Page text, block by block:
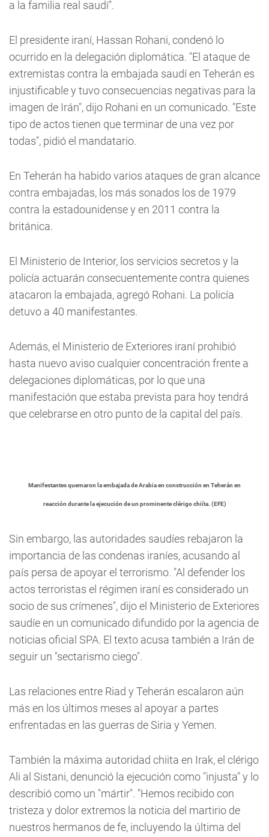
a la familia real saudí".
El presidente iraní, Hassan Rohani, condenó lo
ocurrido en la delegación diplomática. "El ataque de
extremistas contra la embajada saudí en Teherán es
injustificable y tuvo consecuencias negativas para la
imagen de Irán", dijo Rohani en un comunicado. "Este
tipo de actos tienen que terminar de una vez por
todas", pidió el mandatario.
En Teherán ha habido varios ataques de gran alcance
contra embajadas, los más sonados los de 1979
contra la estadounidense y en 2011 contra la
británica.
El Ministerio de Interior, los servicios secretos y la
policía actuarán consecuentemente contra quienes
atacaron la embajada, agregó Rohani. La policía
detuvo a 40 manifestantes.
Además, el Ministerio de Exteriores iraní prohibió
hasta nuevo aviso cualquier concentración frente a
delegaciones diplomáticas, por lo que una
manifestación que estaba prevista para hoy tendrá
que celebrarse en otro punto de la capital del país.
Manifestantes quemaron la embajada de Arabia en construcción en Teherán en
reacción durante la ejecución de un prominente clérigo chiíta. (EFE)
Sin embargo, las autoridades saudíes rebajaron la
importancia de las condenas iraníes, acusando al
país persa de apoyar el terrorismo. "Al defender los
actos terroristas el régimen iraní es considerado un
socio de sus crímenes", dijo el Ministerio de Exteriores
saudíe en un comunicado difundido por la agencia de
noticias oficial SPA. El texto acusa también a Irán de
seguir un "sectarismo ciego".
Las relaciones entre Riad y Teherán escalaron aún
más en los últimos meses al apoyar a partes
enfrentadas en las guerras de Siria y Yemen.
También la máxima autoridad chiita en Irak, el clérigo
Ali al Sistani, denunció la ejecución como "injusta" y lo
describió como un "mártir". "Hemos recibido con
tristeza y dolor extremos la noticia del martirio de
nuestros hermanos de fe, incluyendo la última del